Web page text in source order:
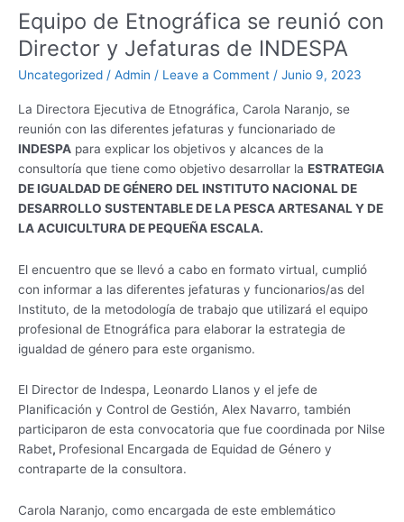
Equipo de Etnográfica se reunió con
Director y Jefaturas de INDESPA
Uncategorized / Admin / Leave a Comment / Junio 9, 2023
La Directora Ejecutiva de Etnográfica, Carola Naranjo, se
reunión con las diferentes jefaturas y funcionariado de
INDESPA para explicar los objetivos y alcances de la
consultoría que tiene como objetivo desarrollar la ESTRATEGIA
DE IGUALDAD DE GÉNERO DEL INSTITUTO NACIONAL DE
DESARROLLO SUSTENTABLE DE LA PESCA ARTESANAL Y DE
LA ACUICULTURA DE PEQUEÑA ESCALA.
El encuentro que se llevó a cabo en formato virtual, cumplió
con informar a las diferentes jefaturas y funcionarios/as del
Instituto, de la metodología de trabajo que utilizará el equipo
profesional de Etnográfica para elaborar la estrategia de
igualdad de género para este organismo.
El Director de Indespa, Leonardo Llanos y el jefe de
Planificación y Control de Gestión, Alex Navarro, también
participaron de esta convocatoria que fue coordinada por Nilse
Rabet, Profesional Encargada de Equidad de Género y
contraparte de la consultora.
Carola Naranjo, como encargada de este emblemático
INDESPA